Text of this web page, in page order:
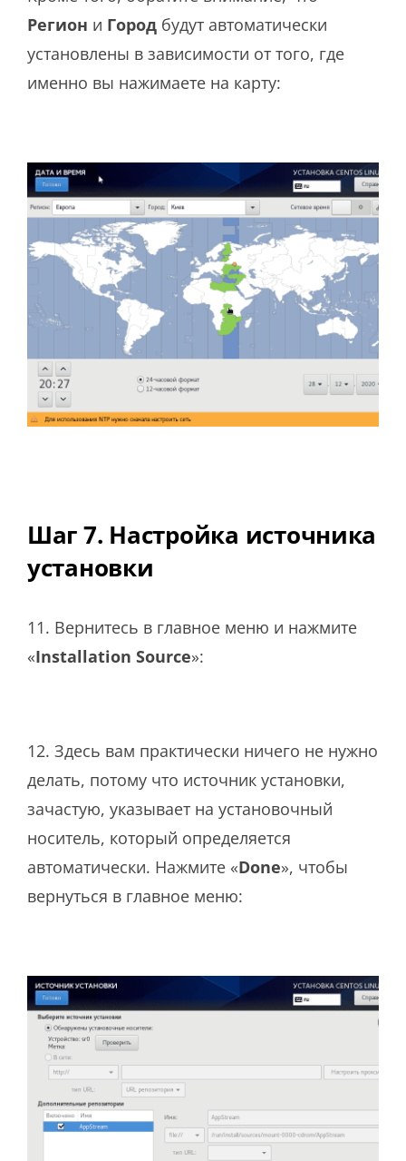
Регион и Город будут автоматически
установлены в зависимости от того, где
именно вы нажимаете на карту:
Шаг 7. Настройка источника
установки
11. Вернитесь в главное меню и нажмите
«Installation Source»:
12. Здесь вам практически ничего не нужно
делать, потому что источник установки,
зачастую, указывает на установочный
носитель, который определяется
автоматически. Нажмите «Done», чтобы
вернуться в главное меню: